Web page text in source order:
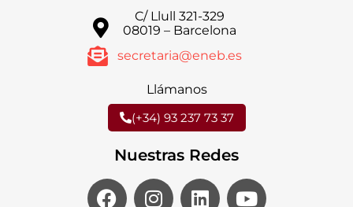
C/ Llull 321-329
08019 – Barcelona
secretaria@eneb.es
Llámanos
(+34) 93 237 73 37
Nuestras Redes